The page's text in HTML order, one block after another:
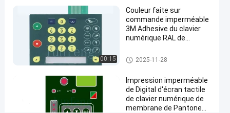
imperméabilisent
le clavier
numérique de
membrane
#
00:15
Couleur faite sur
commande imperméable
3M Adhesive du clavier
numérique RAL de
Clavier numérique imperméabl
e de membrane
2025-11-28
Impression imperméable
de Digital d'écran tactile
de clavier numérique de
membrane de Pantone